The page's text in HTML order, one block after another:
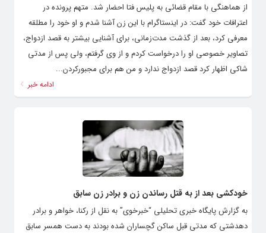
از هماهنگی با مقام قضائی به پلیس فتا احضار شد. متهم پرونده در
اعترافات خود گفت: در اینستاگرام با این زن آشنا شدم و او خود را مطلقه
معرفی کرد، بعد از گذشت مدت‌زمانی، برای آشنایی بیشتر به قصد ازدواج،
تصاویر خصوصی او را درخواست کردم و از وی گرفتم، ولی پس از مدتی
شاکی اظهار کرد قصد ازدواج ندارد و من هم برای مجبورکردن...
ادامه خبر
خودکشی بعد از به قتل رساندن زن و برادر زن سابق
به گزارش پایگاه خبری تحلیلی “خبرخوی” به نقل از رکنا، خواهر و برادر
دهدشتی که مدتی قبل ساکن گچساران شده بودند به دست همسر سابق